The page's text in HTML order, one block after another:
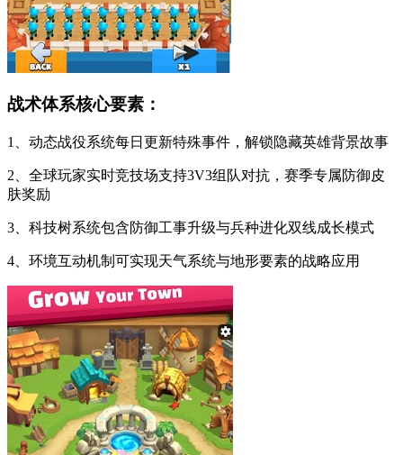
战术体系核心要素：
1、动态战役系统每日更新特殊事件，解锁隐藏英雄背景故事
2、全球玩家实时竞技场支持3V3组队对抗，赛季专属防御皮
肤奖励
3、科技树系统包含防御工事升级与兵种进化双线成长模式
4、环境互动机制可实现天气系统与地形要素的战略应用